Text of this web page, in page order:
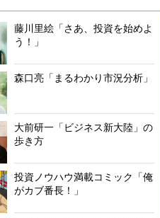
藤川里絵「さあ、投資を始めよ
う！」
森口亮「まるわかり市況分析」
大前研一「ビジネス新大陸」の
歩き方
投資ノウハウ満載コミック「俺
がカブ番長！」